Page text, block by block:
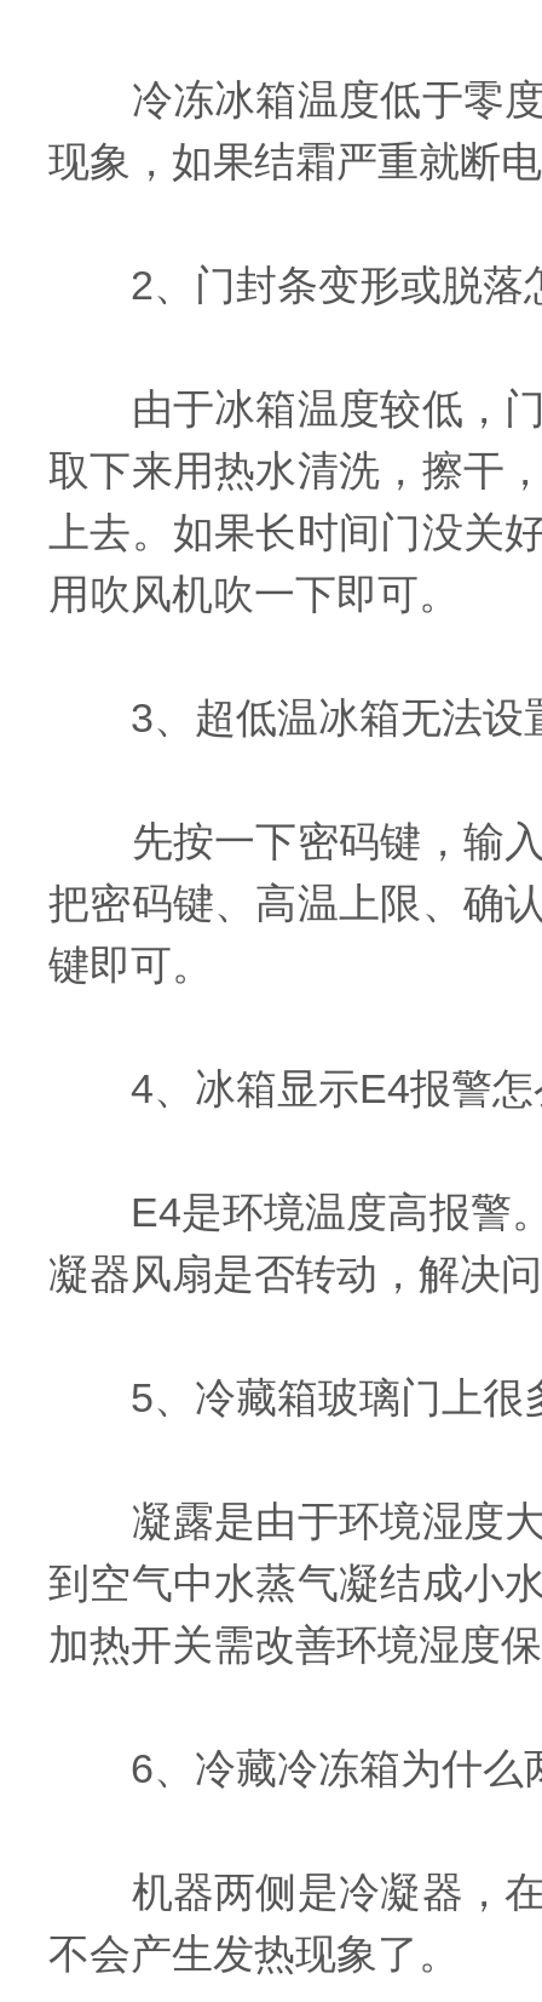
冷冻冰箱温度低于零度
现象，如果结霜严重就断
2、门封条变形或脱落
由于冰箱温度较低，门
取下来用热水清洗，擦干
上去。如果长时间门没关
用吹风机吹一下即可。
3、超低温冰箱无法设
先按一下密码键，输入
把密码键、高温上限、确
键即可。
4、冰箱显示E4报警怎
E4是环境温度高报警。
凝器风扇是否转动，解决
5、冷藏箱玻璃门上很
凝露是由于环境湿度大
到空气中水蒸气凝结成小
加热开关需改善环境湿度
6、冷藏冷冻箱为什么
机器两侧是冷凝器，在
不会产生发热现象了。